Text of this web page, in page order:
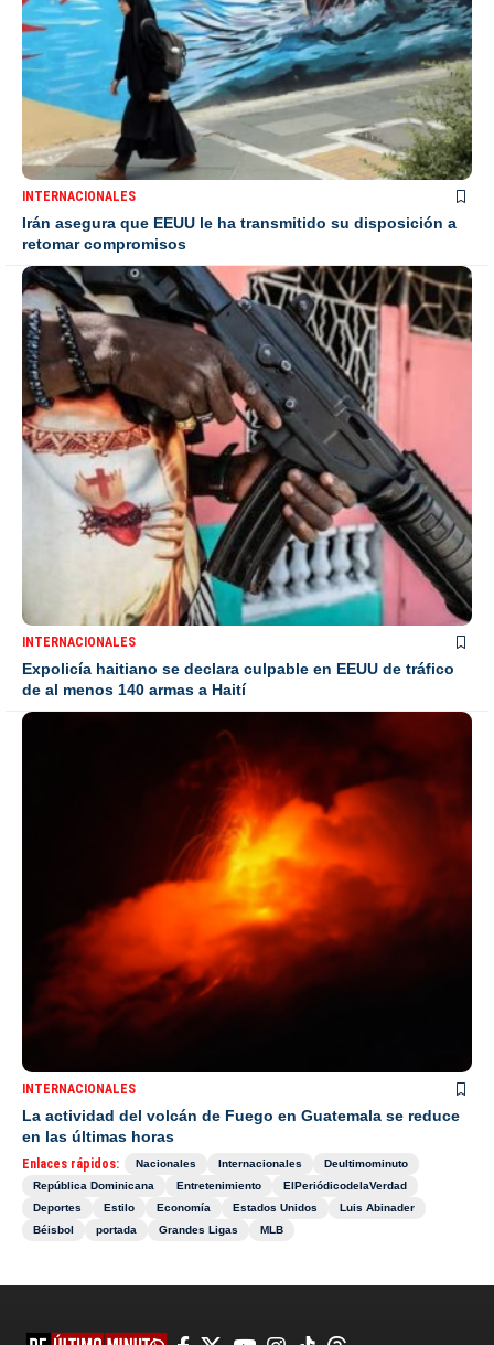
INTERNACIONALES
Irán asegura que EEUU le ha transmitido su disposición a
retomar compromisos
INTERNACIONALES
Expolicía haitiano se declara culpable en EEUU de tráfico
de al menos 140 armas a Haití
INTERNACIONALES
La actividad del volcán de Fuego en Guatemala se reduce
en las últimas horas
Enlaces rápidos: Nacionales Internacionales
Deultimominuto
República Dominicana
Entretenimiento
ElPeriódicodelaVerdad
Deportes
Estilo Economía Estados Unidos
Luis Abinader
Béisbol
portada Grandes Ligas MLB